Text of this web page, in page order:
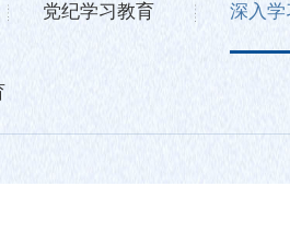
党纪学习教育 深入学